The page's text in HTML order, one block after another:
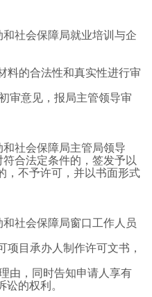
社会保障局就业培训与企
料的合法性和真实性进行审
审意见，报局主管领导审
社会保障局主管局领导
合法定条件的，签发予以
，不予许可，并以书面形式
社会保障局窗口工作人员
项目承办人制作许可文书，
由，同时告知申请人享有
的权利。